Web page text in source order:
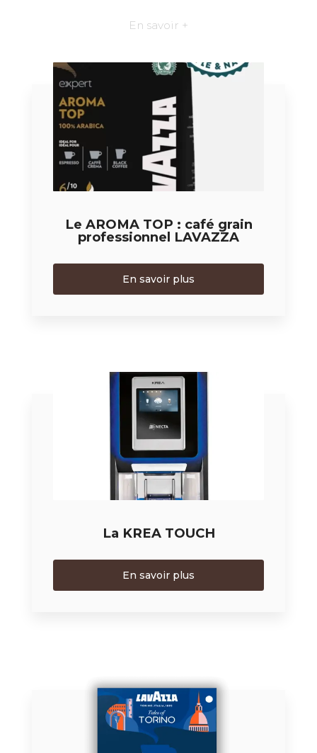
En savoir +
Le AROMA TOP : café grain
professionnel LAVAZZA
En savoir plus
La KREA TOUCH
En savoir plus